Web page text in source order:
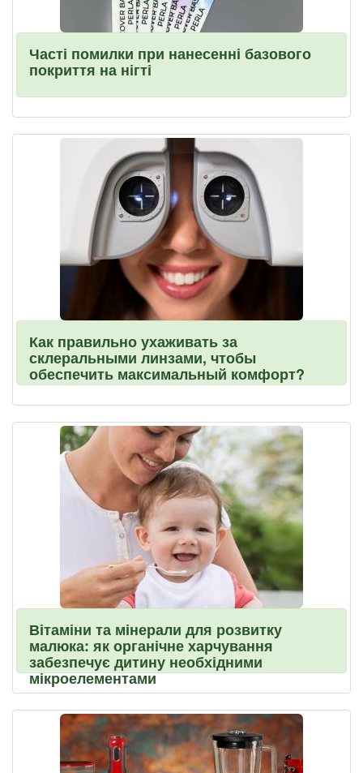
Часті помилки при нанесенні базового
покриття на нігті
Как правильно ухаживать за
склеральными линзами, чтобы
обеспечить максимальный комфорт?
Вітаміни та мінерали для розвитку
малюка: як органічне харчування
забезпечує дитину необхідними
мікроелементами